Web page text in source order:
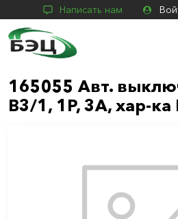
Написать нам
165055 Авт.
B3/1, 1P, 3A, хар-ка